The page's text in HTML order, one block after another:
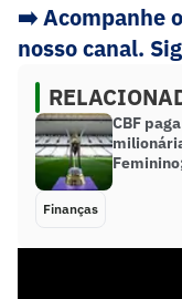
➡️Acompanhe
nosso canal.
CBF
Finanças